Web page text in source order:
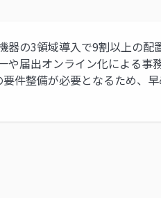
器の3領域導入で9割以上の配
や届出オンライン化による事
件整備が必要となるため、早